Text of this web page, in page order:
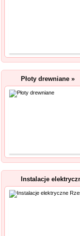
Płoty drewniane »
Instalacje